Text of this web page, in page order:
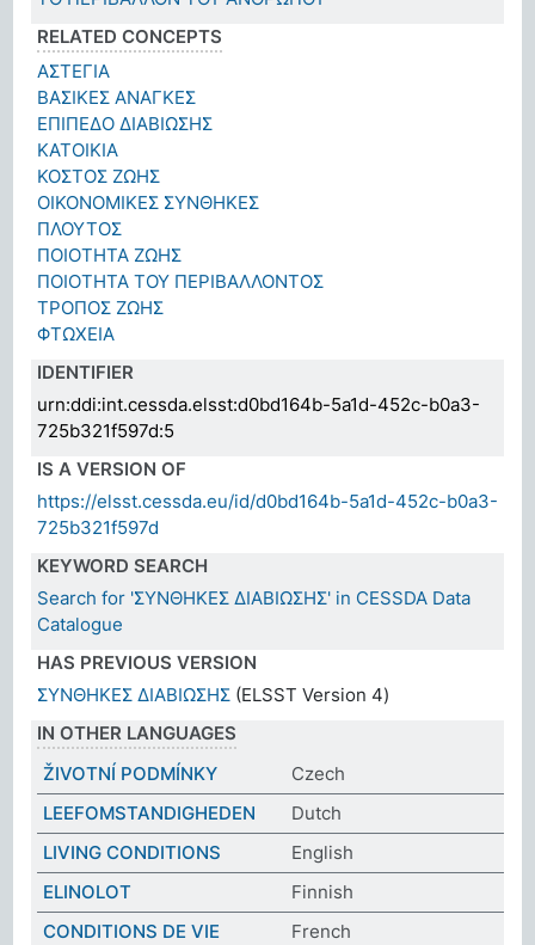
RELATED CONCEPTS
ΑΣΤΕΓΙΑ
ΒΑΣΙΚΕΣ ΑΝΑΓΚΕΣ
ΕΠΙΠΕΔΟ ΔΙΑΒΙΩΣΗΣ
ΚΑΤΟΙΚΙΑ
ΚΟΣΤΟΣ ΖΩΗΣ
ΟΙΚΟΝΟΜΙΚΕΣ ΣΥΝΘΗΚΕΣ
ΠΛΟΥΤΟΣ
ΠΟΙΟΤΗΤΑ ΖΩΗΣ
ΠΟΙΟΤΗΤΑ ΤΟΥ ΠΕΡΙΒΑΛΛΟΝΤΟΣ
ΤΡΟΠΟΣ ΖΩΗΣ
ΦΤΩΧΕΙΑ
IDENTIFIER
urn:ddi:int.cessda.elsst:d0bd164b-5a1d-452c-b0a3-
725b321f597d:5
IS A VERSION OF
https://elsst.cessda.eu/id/d0bd164b-5a1d-452c-b0a3-
725b321f597d
KEYWORD SEARCH
Search for 'ΣΥΝΘΗΚΕΣ ΔΙΑΒΙΩΣΗΣ' in CESSDA Data
Catalogue
HAS PREVIOUS VERSION
ΣΥΝΘΗΚΕΣ ΔΙΑΒΙΩΣΗΣ (ELSST Version 4)
IN OTHER LANGUAGES
ŽIVOTNÍ PODMÍNKY
Czech
LEEFOMSTANDIGHEDEN
Dutch
LIVING CONDITIONS
English
ELINOLOT
Finnish
CONDITIONS DE VIE
French